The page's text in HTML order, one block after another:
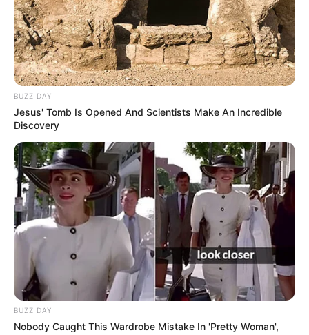
“Gyakorlok, hogy a lányom szép legyen.”